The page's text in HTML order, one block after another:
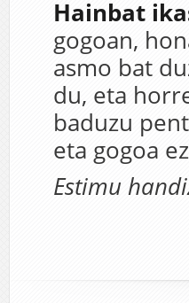
Hainbat
gogoan,
asmo bat
du, eta
baduzu
eta gogoa
Estimu